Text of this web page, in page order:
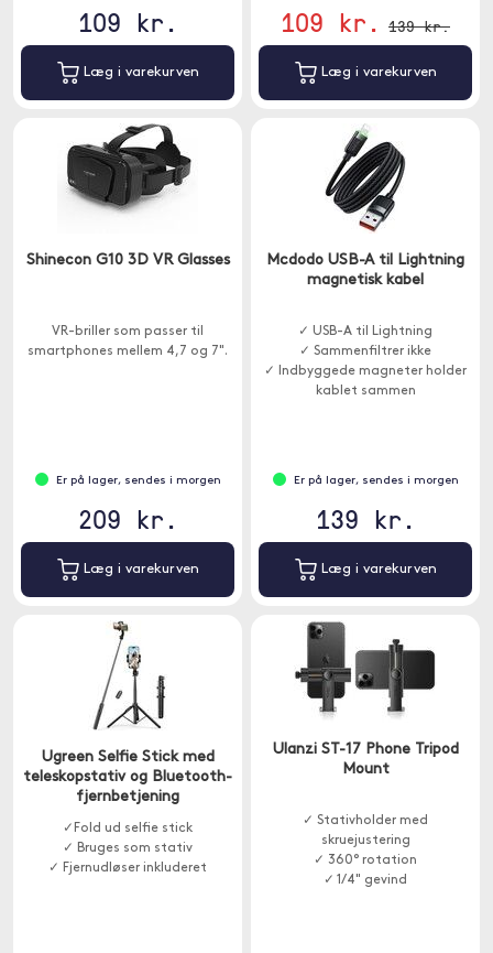
109 kr.
Læg i varekurven
109 kr. 139 kr.
Læg i varekurven
Shinecon G10 3D VR Glasses
VR-briller som passer til
smartphones mellem 4,7 og 7".
Er på lager, sendes i morgen
209 kr.
Læg i varekurven
Mcdodo USB-A til Lightning
magnetisk kabel
✓ USB-A til Lightning
✓ Sammenfiltrer ikke
✓ Indbyggede magneter holder
kablet sammen
Er på lager, sendes i morgen
139 kr.
Læg i varekurven
Ugreen Selfie Stick med
teleskopstativ og Bluetooth-
fjernbetjening
✓Fold ud selfie stick
✓ Bruges som stativ
✓ Fjernudløser inkluderet
Ulanzi ST-17 Phone Tripod
Mount
✓ Stativholder med
skruejustering
✓ 360° rotation
✓ 1/4" gevind